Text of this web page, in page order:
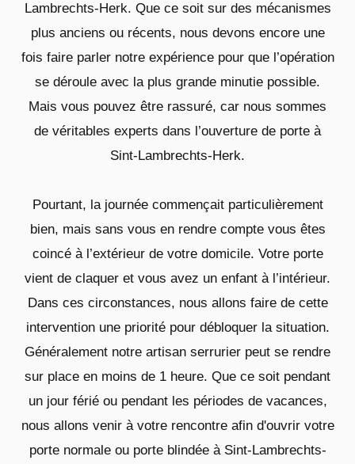
Lambrechts-Herk. Que ce soit sur des mécanismes
plus anciens ou récents, nous devons encore une
fois faire parler notre expérience pour que l’opération
se déroule avec la plus grande minutie possible.
Mais vous pouvez être rassuré, car nous sommes
de véritables experts dans l’ouverture de porte à
Sint-Lambrechts-Herk.
Pourtant, la journée commençait particulièrement
bien, mais sans vous en rendre compte vous êtes
coincé à l’extérieur de votre domicile. Votre porte
vient de claquer et vous avez un enfant à l’intérieur.
Dans ces circonstances, nous allons faire de cette
intervention une priorité pour débloquer la situation.
Généralement notre artisan serrurier peut se rendre
sur place en moins de 1 heure. Que ce soit pendant
un jour férié ou pendant les périodes de vacances,
nous allons venir à votre rencontre afin d'ouvrir votre
porte normale ou porte blindée à Sint-Lambrechts-